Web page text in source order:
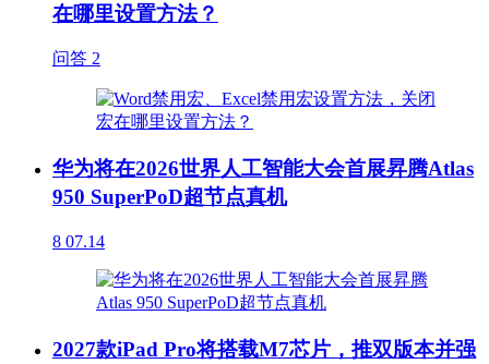
在哪里设置方法？
问答 2
华为将在2026世界人工智能大会首展昇腾Atlas
950 SuperPoD超节点真机
8 07.14
2027款iPad Pro将搭载M7芯片，推双版本并强